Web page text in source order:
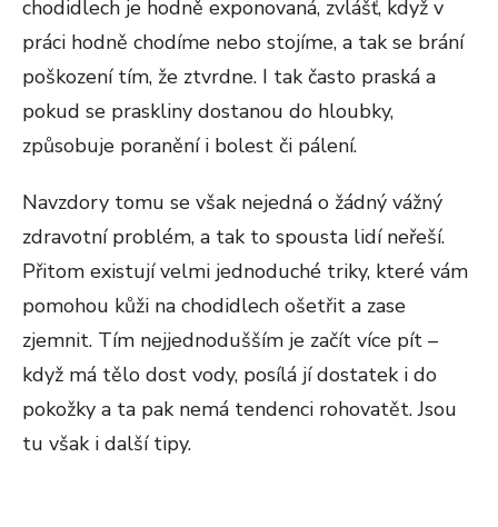
chodidlech je hodně exponovaná, zvlášť, když v
práci hodně chodíme nebo stojíme, a tak se brání
poškození tím, že ztvrdne. I tak často praská a
pokud se praskliny dostanou do hloubky,
způsobuje poranění i bolest či pálení.
Navzdory tomu se však nejedná o žádný vážný
zdravotní problém, a tak to spousta lidí neřeší.
Přitom existují velmi jednoduché triky, které vám
pomohou kůži na chodidlech ošetřit a zase
zjemnit. Tím nejjednodušším je začít více pít –
když má tělo dost vody, posílá jí dostatek i do
pokožky a ta pak nemá tendenci rohovatět. Jsou
tu však i další tipy.